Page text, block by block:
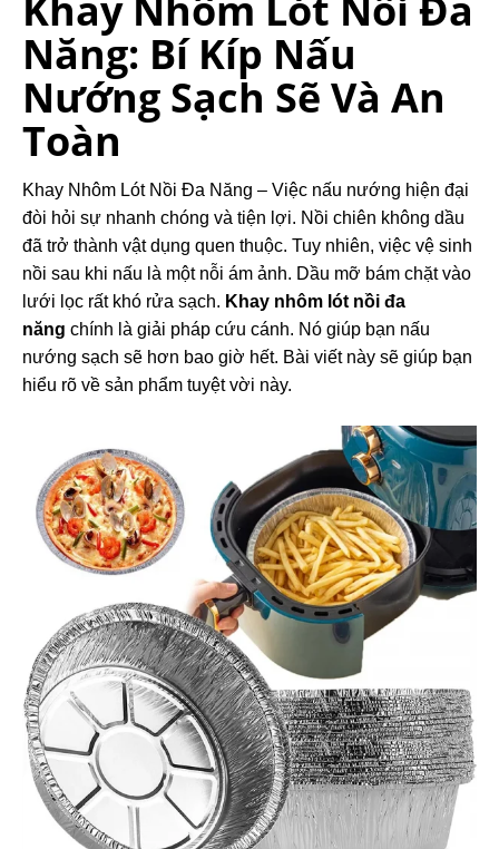
Năng: Bí Kíp Nấu
Nướng Sạch Sẽ Và An
Toàn
Khay Nhôm Lót Nồi Đa Năng – Việc nấu nướng hiện đại
đòi hỏi sự nhanh chóng và tiện lợi. Nồi chiên không dầu
đã trở thành vật dụng quen thuộc. Tuy nhiên, việc vệ sinh
nồi sau khi nấu là một nỗi ám ảnh. Dầu mỡ bám chặt vào
lưới lọc rất khó rửa sạch. Khay nhôm lót nồi đa
năng chính là giải pháp cứu cánh. Nó giúp bạn nấu
nướng sạch sẽ hơn bao giờ hết. Bài viết này sẽ giúp bạn
hiểu rõ về sản phẩm tuyệt vời này.